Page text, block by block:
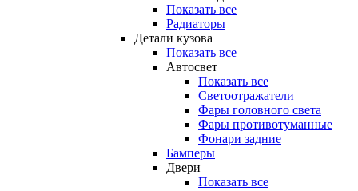
Показать все
Радиаторы
Детали кузова
Показать все
Автосвет
Показать все
Светоотражатели
Фары головного света
Фары противотуманные
Фонари задние
Бамперы
Двери
Показать все